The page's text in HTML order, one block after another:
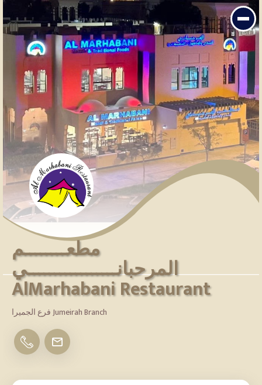
مطعــــــــم المرحبانـــــــــــــــــي
AlMarhabani Restaurant
فرع الجميرا Jumeirah Branch
مطعــــــــم
المرحبانـــــــــــــــــي
AlMarhabani Restaurant
فرع الجميرا Jumeirah Branch